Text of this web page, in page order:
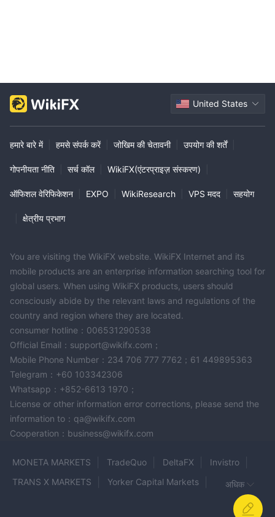
United States
हमारे बारे में हमसे संपर्क करें जोखिम की चेतावनी उपयोग की शर्तें
गोपनीयता नीति सर्च कॉल WikiFX(एंटरप्राइज़ संस्करण)
ऑफिशल वेरिफिकेशन EXPO WikiResearch VPS मदद सहयोग
क्षेत्रीय प्रभाग
You are visiting the WikiFX website. WikiFX Internet and its
mobile products are an enterprise information searching tool for
global users. When using WikiFX products, users should
consciously abide by the relevant laws and regulations of the
country and region where they are located.
consumer hotline：006531290538
Official Email：support@wikifx.com；
Mobile Phone Number：234 706 777 7762；61 449895363
Telegram：+60 103342306
Whatsapp：+852-6613 1970；
License or other information error corrections, please send the
information to：qa@wikifx.com
Cooperation：business@wikifx.com
MONETA MARKETS TradeQuo DeltaFX
Invistro
TRANS X MARKETS
Yorker Capital Markets
अधिक